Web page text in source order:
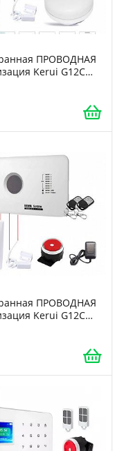
ПРОВОДНАЯ
Kerui G12C
ПРОВОДНАЯ
Kerui G12C